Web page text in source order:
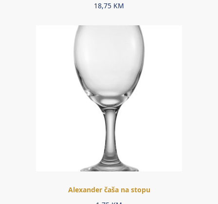
18,75 KM
Alexander čaša na stopu